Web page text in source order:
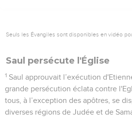
Seuls les Évangiles sont disponibles en vidéo
Saul persécute l'Église
1 Saul approuvait l’exécution
grande persécution éclata contre
tous, à l’exception des apôtres, se
diverses régions de Judée et de